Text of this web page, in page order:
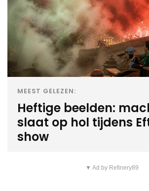
MEEST GELEZEN:
Heftige beelden:
slaat op hol tijdens
show
▼ Ad by Refinery89